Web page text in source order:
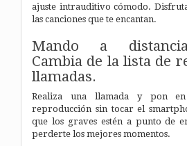
ajuste intrauditivo cómodo.
las canciones que te encantan.
Mando a
Cambia de la lista de
llamadas.
Realiza una llamada y pon
reproducción sin tocar el
que los graves estén a punto de
perderte los mejores momentos.